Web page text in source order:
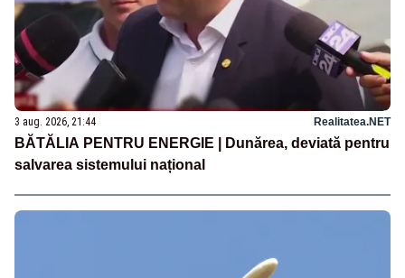
3 aug. 2026, 21:44 Realitatea.NET
BĂTĂLIA PENTRU ENERGIE | Dunărea, deviată pentru
salvarea sistemului național